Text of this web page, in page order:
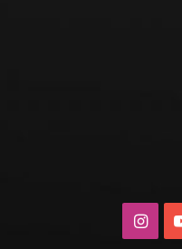
يوتيوبانستقرام